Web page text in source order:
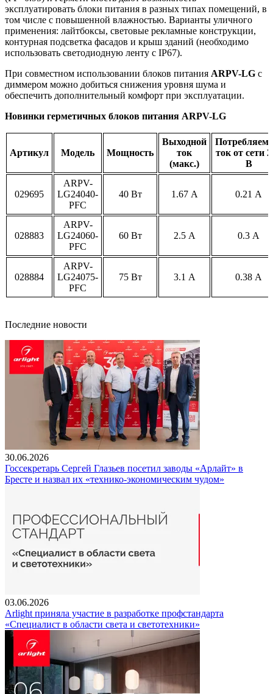
эксплуатировать блоки питания в разных типах помещений, в
том числе с повышенной влажностью. Варианты уличного
применения: лайтбоксы, световые рекламные конструкции,
контурная подсветка фасадов и крыш зданий (необходимо
использовать светодиодную ленту с IP67).
При совместном использовании блоков питания ARPV-LG с
диммером можно добиться снижения уровня шума и
обеспечить дополнительный комфорт при эксплуатации.
Новинки герметичных блоков питания ARPV-LG
Артикул Модель Мощность
Выходной
ток
(макс.)
ток от сети
В
029695
ARPV-
LG24040-
PFC
40 Вт 1.67 А 0.21 А
028883
ARPV-
LG24060-
PFC
60 Вт 2.5 А 0.3 А
028884
ARPV-
LG24075-
PFC
75 Вт 3.1 А 0.38 А
Последние новости
30.06.2026
Госсекретарь Сергей Глазьев посетил заводы «Арлайт» в
Бресте и назвал их «технико-экономическим чудом»
03.06.2026
Arlight приняла участие в разработке профстандарта
«Специалист в области света и светотехники»